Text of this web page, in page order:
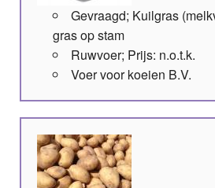
Gevraagd; Kuilgras
gras op stam
Ruwvoer; Prijs: n.o.t.k.
Voer voor koeien B.V.